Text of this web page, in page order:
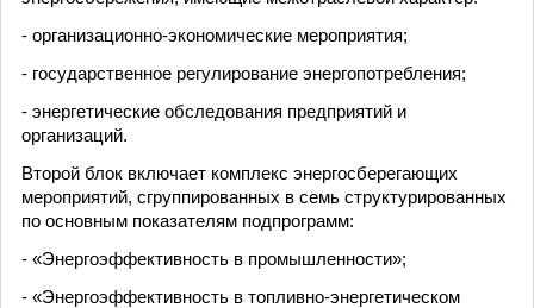
- организационно-экономические мероприятия;
- государственное регулирование энергопотребления;
- энергетические обследования предприятий и
организаций.
Второй блок включает комплекс энергосберегающих
мероприятий, сгруппированных в семь структурированных
по основным показателям подпрограмм:
- «Энергоэффективность в промышленности»;
- «Энергоэффективность в топливно-энергетическом